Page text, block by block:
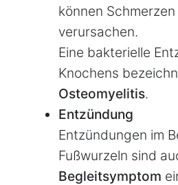
können
verursachen.
Eine bakterielle
Knochens
Osteomyelitis.
Entzündung
Entzündungen im
Fußwurzeln sind
Begleitsymptom